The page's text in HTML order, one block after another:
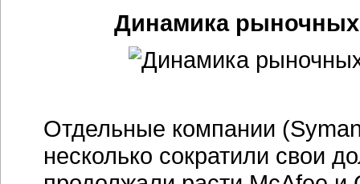
Динамика рыночных
Отдельные компании
несколько сократили свои